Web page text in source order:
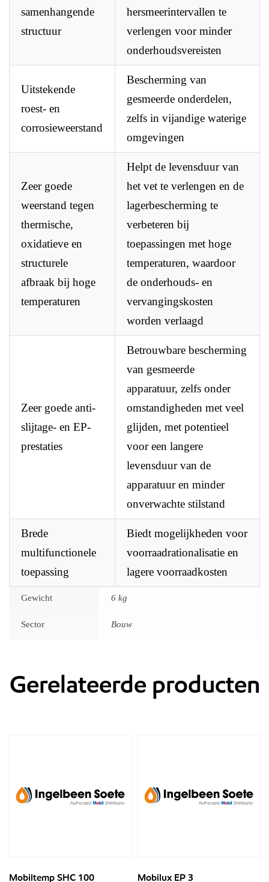
samenhangende
structuur
hersmeerintervallen te
verlengen voor minder
onderhoudsvereisten
Uitstekende
roest- en
corrosieweerstand
Bescherming van
gesmeerde onderdelen,
zelfs in vijandige waterige
omgevingen
Zeer goede
weerstand tegen
thermische,
oxidatieve en
structurele
afbraak bij hoge
temperaturen
Helpt de levensduur van
het vet te verlengen en de
lagerbescherming te
verbeteren bij
toepassingen met hoge
temperaturen, waardoor
de onderhouds- en
vervangingskosten
worden verlaagd
Zeer goede anti-
slijtage- en EP-
prestaties
Betrouwbare bescherming
van gesmeerde
apparatuur, zelfs onder
omstandigheden met veel
glijden, met potentieel
voor een langere
levensduur van de
apparatuur en minder
onverwachte stilstand
Brede
multifunctionele
toepassing
Biedt mogelijkheden voor
voorraadrationalisatie en
lagere voorraadkosten
Gewicht 6 kg
Sector Bouw
Gerelateerde producten
Mobiltemp SHC 100 Mobilux EP 3